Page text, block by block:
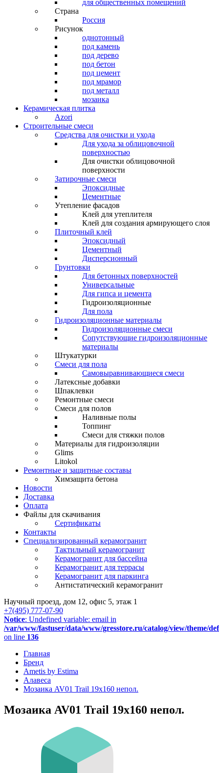
для общественных помещений
Страна
Россия
Рисунок
однотонный
под камень
под дерево
под бетон
под цемент
под мрамор
под металл
мозаика
Керамическая плитка
Azori
Строительные смеси
Средства для очистки и ухода
Для ухода за облицовочной
поверхностью
Для очистки облицовочной
поверхности
Затирочные смеси
Эпоксидные
Цементные
Утепление фасадов
Клей для утеплителя
Клей для создания армирующего слоя
Плиточный клей
Эпоксидный
Цементный
Дисперсионный
Грунтовки
Для бетонных поверхностей
Универсальные
Для гипса и цемента
Гидроизоляционные
Для пола
Гидроизоляционные материалы
Гидроизоляционные смеси
Сопутствующие гидроизоляционные
материалы
Штукатурки
Смеси для пола
Самовыравнивающиеся смеси
Латексные добавки
Шпаклевки
Ремонтные смеси
Смеси для полов
Наливные полы
Топпинг
Смеси для стяжки полов
Материалы для гидроизоляции
Glims
Litokol
Ремонтные и защитные составы
Химзащита бетона
Новости
Доставка
Оплата
Файлы для скачивания
Сертификаты
Контакты
Специализированный керамогранит
Тактильный керамогранит
Керамогранит для бассейна
Керамогранит для террасы
Керамогранит для паркинга
Антистатический керамогранит
Научный проезд, дом 12, офис 5, этаж 1
+7(495) 777-07-90
Notice: Undefined variable: email in
/var/www/fastuser/data/www/gresstore.ru/catalog/view/theme/
on line 136
Главная
Бренд
Ametis by Estima
Алавеса
Мозаика AV01 Trail 19x160 непол.
Мозаика AV01 Trail 19x160 непол.